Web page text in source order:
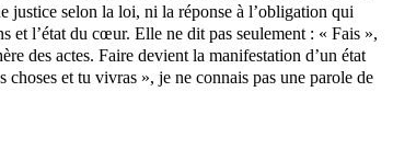
justice selon la loi, ni la réponse à l’obligation qui
et l’état du cœur. Elle ne dit pas seulement : « Fais »,
des actes. Faire devient la manifestation d’un état
et tu vivras », je ne connais pas une parole de